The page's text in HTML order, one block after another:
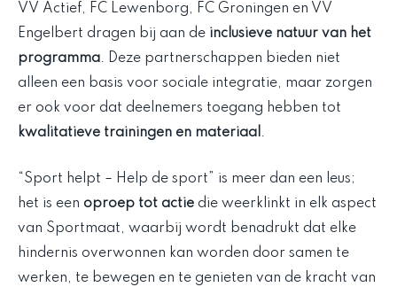
VV Actief, FC Lewenborg, FC Groningen en VV
Engelbert dragen bij aan de inclusieve natuur van het
programma. Deze partnerschappen bieden niet
alleen een basis voor sociale integratie, maar zorgen
er ook voor dat deelnemers toegang hebben tot
kwalitatieve trainingen en materiaal .
“Sport helpt – Help de sport” is meer dan een leus;
het is een oproep tot actie die weerklinkt in elk aspect
van Sportmaat, waarbij wordt benadrukt dat elke
hindernis overwonnen kan worden door samen te
werken, te bewegen en te genieten van de kracht van